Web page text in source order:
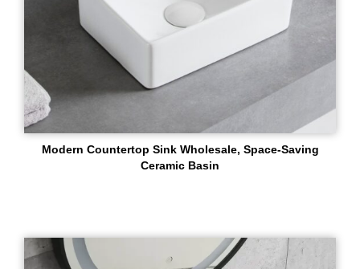
Modern Countertop Sink Wholesale, Space-Saving
Ceramic Basin